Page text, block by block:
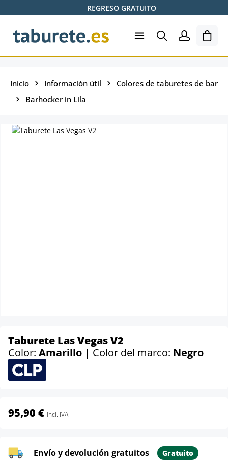
Saltar al contenido principalREGRESO GRATUITO
El
Inicio Información útil
Colores de taburetes de bar
Barhocker in Lila
Taburete Las Vegas V2
Color: Amarillo | Color del marco: Negro
95,90 € incl. IVA
Envío y devolución gratuitos Gratuito